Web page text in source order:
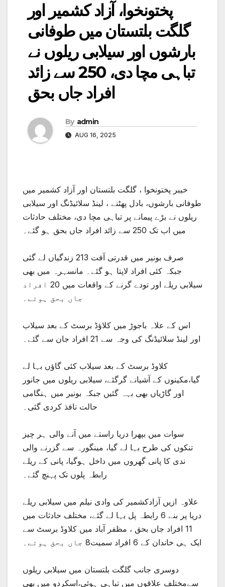
پختونخوا، آزاد کشمیر اور
گلگت بلتستان میں طوفانی
بارشوں اور سیلابی ریلوں نے
تباہی مچا دی، 250 سے زائد
افراد جاں بحق
By admin
AUG 16, 2025
خیبر پختونخوا ، گلگت بلتستان اور آزاد کشمیر میں
طوفانی بارشوں، بادل پھٹنے ، لینڈ سلائیڈنگ اور سیلابی
ریلوں نے بڑے پیمانے پر تباہی مچا دی، مختلف حادثات
میں اب تک 250 سے زائد افراد جاں بحق ہو گئے۔
صرف بونیر میں قدرتی آفت 213 زندگیاں لے گئی
جبکہ کئی افراد لاپتا ہو گئے۔ مانسہرہ میں بھی
سیلابی ریلے اور تودے گرنے کے واقعات میں 20 افراد
جاں بحق ہوئے۔
اس کے علاہ باجوڑ میں کلاؤڈ برسٹ کے بعد سیلاب
اور لینڈ سلائیڈنگ کی وجہ سے 21 افراد جان سے گئے۔
کلاوڈ برسٹ کے بعد سیلاب کئی گاؤں بہا لے
گیا،مکینوں کے آشیانے گرگئے، سیلابی ریلوں میں جانور
اور گاڑیاں بھی بہہ گئیں جبکہ بونیر میں ہنگامی
حالت نافذ کردی گئی۔
سوات میں بپھرا دریا راستے میں آنے والی ہر چیز
تنکوں کی طرح بہا لے گیا، مینگورہ سے گزرنے والی
ندی کا پانی گھروں میں داخل ہوگیا، پانی کے ریلے
رابطہ پلوں تک پہنچ گئے۔
علاوہ ازیں آزادکشمیر کی وادی نیلم میں سیلابی ریلے
دریا پر بنے 6 رابطہ پل بہا لے گئے، مختلف حادثات میں
11 افراد جاں بحق ، مظفر آباد میں کلاوڈ برسٹ سے
ایک ہی خاندان کے 6 افراد سمیت8 جاں بحق ہوئے۔
دوسری جانب گلگت بلتستان میں سیلابی ریلوں
سےمختلف علاقوں میں تباہی ہوئی،اسکردو میں بھی